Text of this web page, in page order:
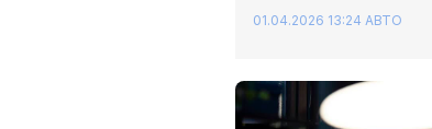
01.04.2026 13:24 АВТО